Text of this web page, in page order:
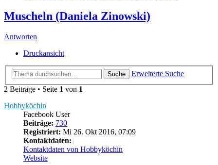
Muscheln (Daniela Zinowski)
Antworten
Druckansicht
Suche
Erweiterte Suche
2 Beiträge • Seite 1 von 1
Hobbyköchin
Facebook User
Beiträge: 730
Registriert: Mi 26. Okt 2016, 07:09
Kontaktdaten:
Kontaktdaten von Hobbyköchin
Website